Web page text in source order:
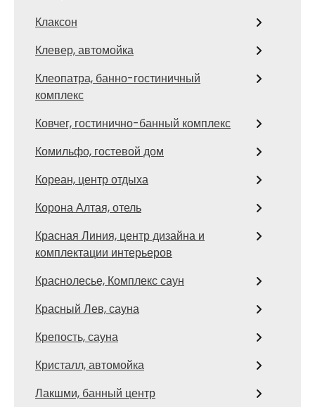
Клаксон
Клевер, автомойка
Клеопатра, банно-гостиничный
комплекс
Ковчег, гостинично-банный комплекс
Комильфо, гостевой дом
Кореан, центр отдыха
Корона Алтая, отель
Красная Линия, центр дизайна и
комплектации интерьеров
Краснолесье, Комплекс саун
Красный Лев, сауна
Крепость, сауна
Кристалл, автомойка
Лакшми, банный центр